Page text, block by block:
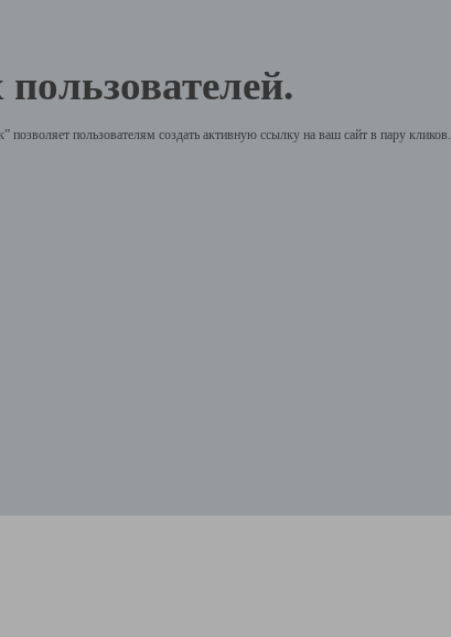
пользователям создать активную ссылку на ваш сайт в пару кликов.